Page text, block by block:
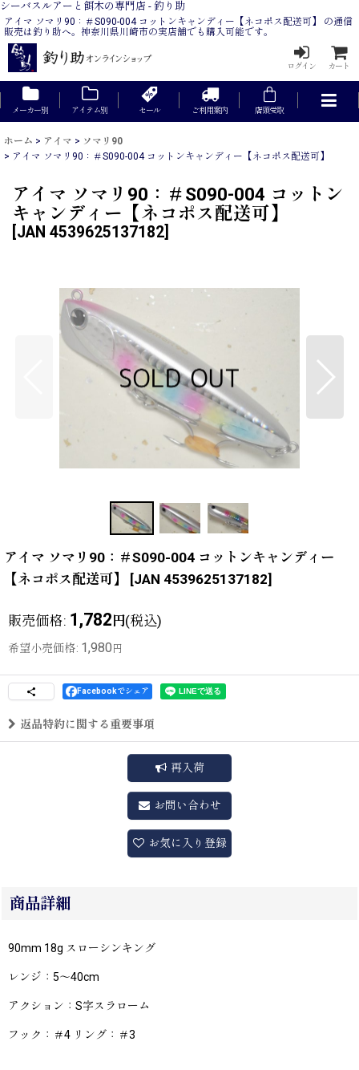
シーバスルアーと餌木の専門店 - 釣り助
アイマ ソマリ90：＃S090-004 コットンキャンディー【ネコポス配送可】 の通信
販売は釣り助へ。神奈川県川崎市の実店舗でも購入可能です。
ログイン カート
メーカー別 アイテム別 セール ご利用案内 店頭受取
ホーム > アイマ > ソマリ90
> アイマ ソマリ90：＃S090-004 コットンキャンディー【ネコポス配送可】
アイマ ソマリ90：＃S090-004 コットン
キャンディー【ネコポス配送可】
JAN 4539625137182
アイマ ソマリ90：＃S090-004 コットンキャンディー
【ネコポス配送可】
[JAN 4539625137182]
販売価格: 1,782円(税込)
希望小売価格: 1,980 円
Facebookでシェア
返品特約に関する重要事項
再入荷
お問い合わせ
お気に入り登録
商品詳細
90mm 18g スローシンキング
レンジ：5〜40cm
アクション：S字スラローム
フック：＃4 リング：＃3